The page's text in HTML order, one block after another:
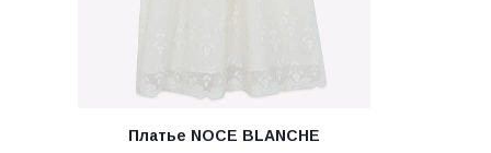
Платье NOCE BLANCHE